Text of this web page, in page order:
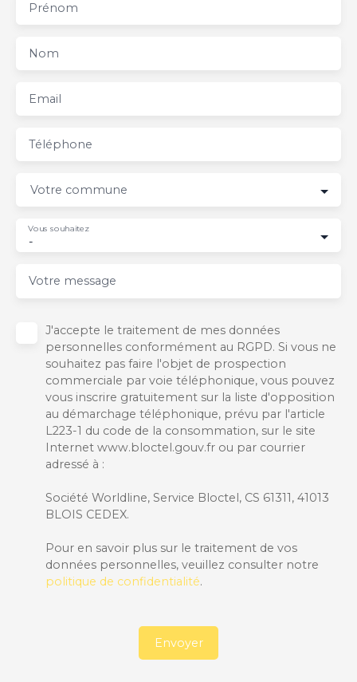
Prénom
Nom
Email
Téléphone
Votre commune
-
Vous souhaitez
Votre message
J'accepte le traitement de mes données
personnelles conformément au RGPD. Si vous ne
souhaitez pas faire l'objet de prospection
commerciale par voie téléphonique, vous pouvez
vous inscrire gratuitement sur la liste d'opposition
au démarchage téléphonique, prévu par l'article
L223-1 du code de la consommation, sur le site
Internet www.bloctel.gouv.fr ou par courrier
adressé à :
Société Worldline, Service Bloctel, CS 61311, 41013
BLOIS CEDEX.
Pour en savoir plus sur le traitement de vos
données personnelles, veuillez consulter notre
politique de confidentialité.
Envoyer